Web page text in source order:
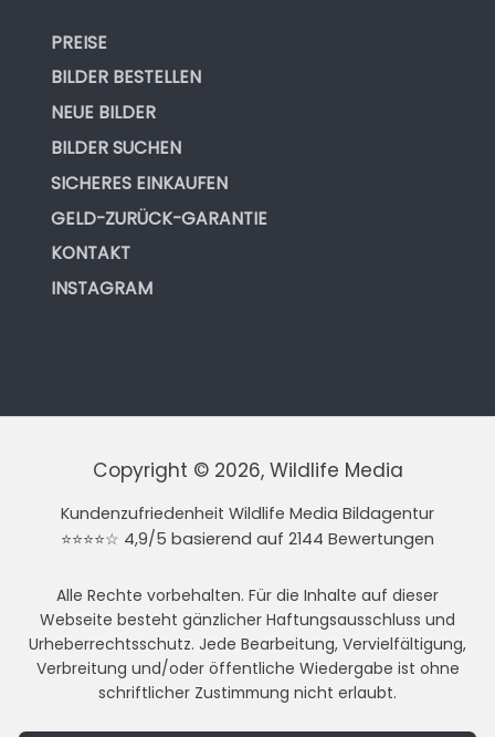
PREISE
BILDER BESTELLEN
NEUE BILDER
BILDER SUCHEN
SICHERES EINKAUFEN
GELD-ZURÜCK-GARANTIE
KONTAKT
INSTAGRAM
Copyright © 2026, Wildlife Media
Kundenzufriedenheit Wildlife Media Bildagentur
⭐⭐⭐⭐☆ 4,9/5 basierend auf 2144 Bewertungen
Alle Rechte vorbehalten. Für die Inhalte auf dieser
Webseite besteht gänzlicher Haftungsausschluss und
Urheberrechtsschutz. Jede Bearbeitung, Vervielfältigung,
Verbreitung und/oder öffentliche Wiedergabe ist ohne
schriftlicher Zustimmung nicht erlaubt.